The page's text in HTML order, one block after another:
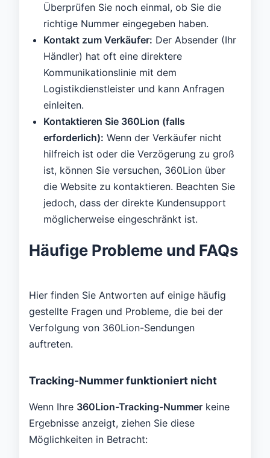
Überprüfen Sie noch einmal, ob Sie die
richtige Nummer eingegeben haben.
Kontakt zum Verkäufer: Der Absender (Ihr
Händler) hat oft eine direktere
Kommunikationslinie mit dem
Logistikdienstleister und kann Anfragen
einleiten.
Kontaktieren Sie 360Lion (falls
erforderlich): Wenn der Verkäufer nicht
hilfreich ist oder die Verzögerung zu groß
ist, können Sie versuchen, 360Lion über
die Website zu kontaktieren. Beachten Sie
jedoch, dass der direkte Kundensupport
möglicherweise eingeschränkt ist.
Häufige Probleme und FAQs
Hier finden Sie Antworten auf einige häufig
gestellte Fragen und Probleme, die bei der
Verfolgung von 360Lion-Sendungen
auftreten.
Tracking-Nummer funktioniert nicht
Wenn Ihre 360Lion-Tracking-Nummer keine
Ergebnisse anzeigt, ziehen Sie diese
Möglichkeiten in Betracht: